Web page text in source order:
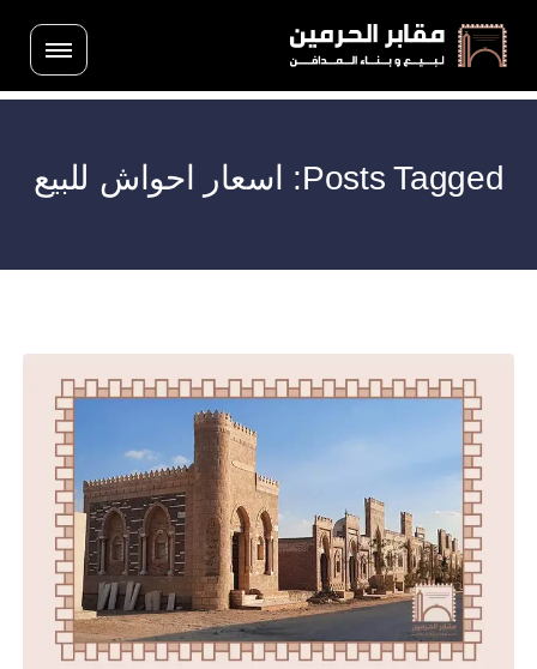
Posts Tagged: اسعار احواش للبيع